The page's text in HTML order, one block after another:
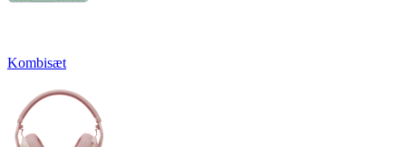
Kombisæt